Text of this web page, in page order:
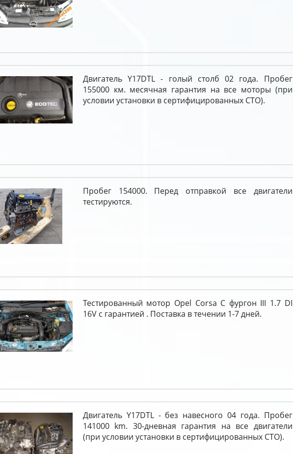
Двигатель Y17DTL - голый столб 02 года. Пробег
155000 км. месячная гарантия на все моторы (при
условии установки в сертифицированных СТО).
Пробег 154000. Перед отправкой все двигатели
тестируются.
Тестированный мотор Opel Corsa C фургон III 1.7 DI
16V c гарантией . Поставка в течении 1-7 дней.
Двигатель Y17DTL - без навесного 04 года. Пробег
141000 km. 30-дневная гарантия на все двигатели
(при условии установки в сертифицированных СТО).